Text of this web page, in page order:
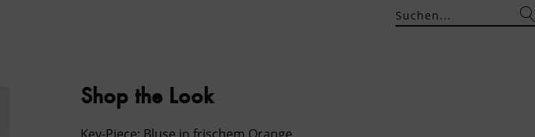
Shop the Look